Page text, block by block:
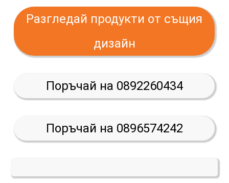
Разгледай продукти от същия
дизайн
Поръчай на 0892260434
Поръчай на 0896574242